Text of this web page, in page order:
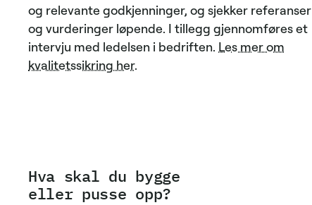
og relevante godkjenninger, og sjekker referanser
og vurderinger løpende. I tillegg gjennomføres et
intervju med ledelsen i bedriften. Les mer om
kvalitetssikring her.
Hva skal du bygge
eller pusse opp?